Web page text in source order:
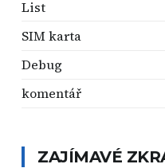
List
SIM karta
Debug
komentář
ZAJÍMAVÉ